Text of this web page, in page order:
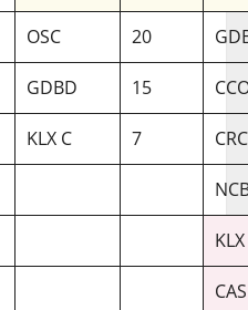
OSC 20
GDBD 15
KLX C 7